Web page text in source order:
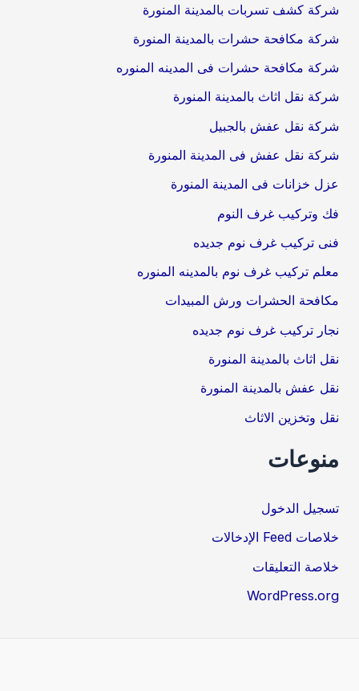
شركة كشف تسربات بالمدينة المنورة
شركة مكافحة حشرات بالمدينة المنورة
شركة مكافحة حشرات فى المدينه المنوره
شركة نقل اثاث بالمدينة المنورة
شركة نقل عفش بالجبيل
شركة نقل عفش فى المدينة المنورة
عزل خزانات فى المدينة المنورة
فك وتركيب غرف النوم
فنى تركيب غرف نوم جديده
معلم تركيب غرف نوم بالمدينه المنوره
مكافحة الحشرات ورش المبيدات
نجار تركيب غرف نوم جديده
نقل اثاث بالمدينة المنورة
نقل عفش بالمدينة المنورة
نقل وتخزين الاثاث
منوعات
تسجيل الدخول
خلاصات Feed الإدخالات
خلاصة التعليقات
WordPress.org